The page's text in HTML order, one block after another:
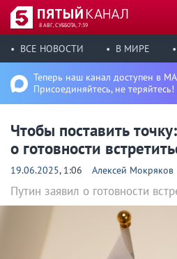
8 АВГ, СУББОТА, 7:39
ВСЕ НОВОСТИ В МИРЕ
Теперь наш канал доступен в
Присоединяйтесь, не теряйтесь!
Чтобы поставить
о готовности
19.06.2025, 1:06 Алексей Мокряков
Путин заявил о готовности